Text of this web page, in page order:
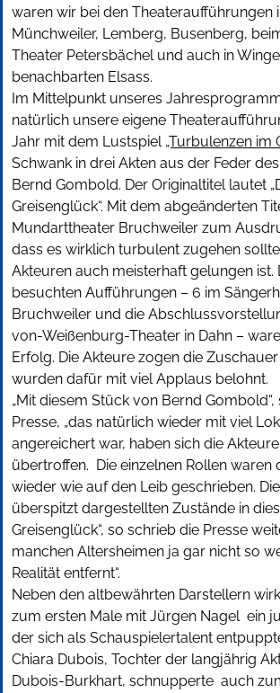
waren wir bei den Theateraufführungen
Münchweiler, Lemberg, Busenberg,
Theater Petersbächel und auch in
benachbarten Elsass.
Im Mittelpunkt unseres
natürlich unsere eigene
Jahr mit dem Lustspiel „Turbulenzen im
Schwank in drei Akten aus der Feder
Bernd Gombold. Der Originaltitel lautet
Greisenglück“. Mit dem abgeänderten
Mundarttheater Bruchweiler zum
dass es wirklich turbulent zugehen
Akteuren auch meisterhaft gelungen ist.
besuchten Aufführungen – 6 im
Bruchweiler und die
von-Weißenburg-Theater in Dahn –
Erfolg. Die Akteure zogen die
wurden dafür mit viel Applaus belohnt.
„Mit diesem Stück von Bernd
Presse, „das natürlich wieder mit viel
angereichert war, haben sich die
übertroffen. Die einzelnen Rollen waren
wieder wie auf den Leib geschrieben.
überspitzt dargestellten Zustände in
Greisenglück“, so schrieb die Presse
manchen Altersheimen ja gar nicht so
Realität entfernt“.
Neben den altbewährten Darstellern
zum ersten Male mit Jürgen Nagel ein
der sich als Schauspielertalent
Chiara Dubois, Tochter der langjährig
Dubois-Burkhart, schnupperte auch